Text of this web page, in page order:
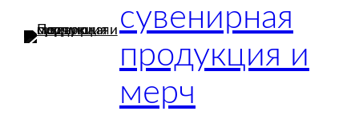
сувенирная
продукция и
мерч